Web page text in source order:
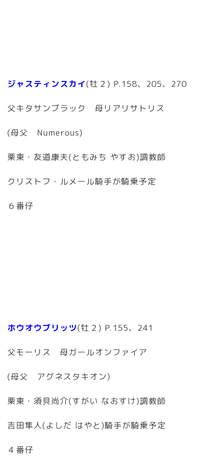
ジャスティンスカイ(牡２) P.158、205、270
父キタサンブラック 母リアリサトリス
(母父 Numerous)
栗東・友道康夫(ともみち やすお)調教師
クリストフ・ルメール騎手が騎乗予定
６番仔
ホウオウブリッツ(牡２) P.155、241
父モーリス 母ガールオンファイア
(母父 アグネスタキオン)
栗東・須貝尚介(すがい なおすけ)調教師
吉田隼人(よしだ はやと)騎手が騎乗予定
４番仔